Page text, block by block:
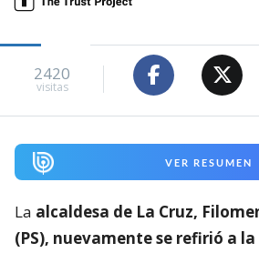
2420
visitas
VER RESUMEN
La alcaldesa de La Cruz,
(PS), nuevamente se refirió a